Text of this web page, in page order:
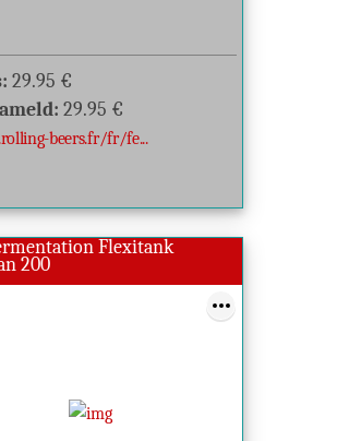
29.95 €
29.95 €
beers.fr/fr/fe...
Flexitank
200